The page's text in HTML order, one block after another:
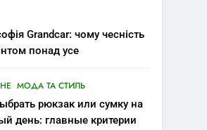
Grandcar: чому чесність
понад усе
МОДА ТА СТИЛЬ
рюкзак или сумку на
день: главные критерии